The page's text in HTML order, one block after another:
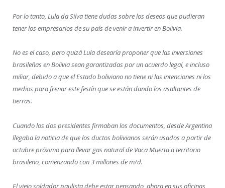
Por lo tanto, Lula da Silva tiene dudas sobre los deseos que pudieran
tener los empresarios de su país de venir a invertir en Bolivia.
No es el caso, pero quizá Lula desearía proponer que las inversiones
brasileñas en Bolivia sean garantizadas por un acuerdo legal, e incluso
miliar, debido a que el Estado boliviano no tiene ni las intenciones ni los
medios para frenar este festín que se están dando los asaltantes de
tierras.
Cuando los dos presidentes firmaban los documentos, desde Argentina
llegaba la noticia de que los ductos bolivianos serán usados a partir de
octubre próximo para llevar gas natural de Vaca Muerta a territorio
brasileño, comenzando con 3 millones de m/d.
El viejo soldador paulista debe estar pensando, ahora en sus oficinas